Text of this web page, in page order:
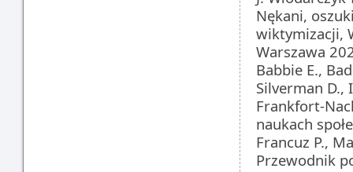
Nękani,
wiktymizacji,
Warszawa
Babbie E.,
Silverman D.,
Frankfort-
naukach
Francuz P.,
Przewodnik